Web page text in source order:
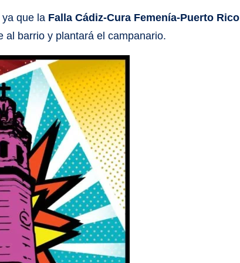
que la Falla Cádiz-Cura Femenía-Puerto Rico
al barrio y plantará el campanario.